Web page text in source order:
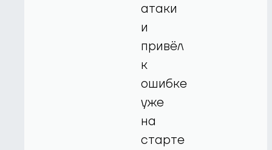
атаки
и
привёл
к
ошибке
уже
на
старте